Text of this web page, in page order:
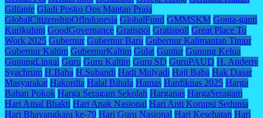
Gilfante Gladi Posko Ops Mantap Praja
GlobalCitizenshipOfIndonesia GlobalFund GMMSKM Gonta-ganti
Kurikulum GoodGovernance Gratispol Gratispoll Great Place To
Work 2025 Gubernur Gubernur Baru Gubernur Kalimantan Timur
Gubernur Kaltim GubernurKaltim Gulat Guntur Gunung Kelua
GunungLingai Guru Guru Kaltim Guru SD GuruPAUD H. Anderiy
Syachrum H.Baba H.Subandi Hadi Mulyadi Haji Baba Hak Dasar
Masyarakat Hakordia Halal Bihala Hamas Hardiknas 2025 Harga
Bahan Pokok Harga Seragam Sekolah Harganas HargaSeragam
Hari Amal Bhakti Hari Anak Nasional Hari Anti Korupsi Sedunia
Hari Bhayangkara ke-79 Hari Guru Nasional Hari Kesehatan Hari